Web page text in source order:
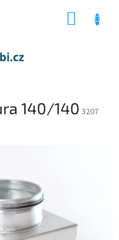
140/140 3207